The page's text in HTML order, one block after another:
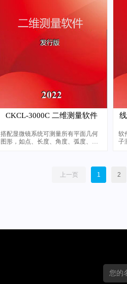
CKCL-3000C 二维测量软件
搭配显微镜系统可测量所有平面几何
图形，如点、长度、角度、弧度、平
软
子
上一页 1 2